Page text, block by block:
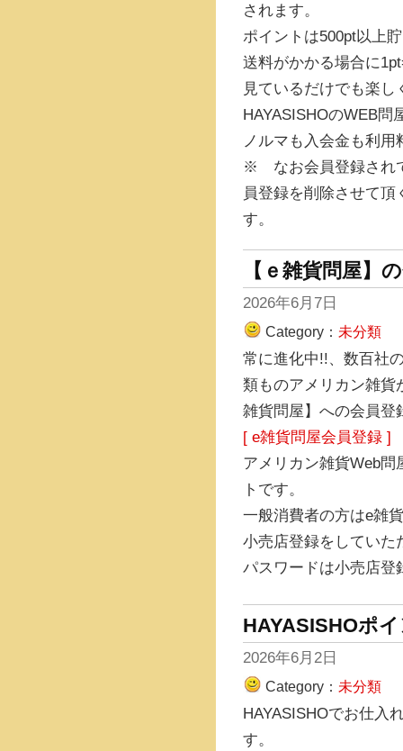
されます。
ポイントは500pt以上
送料がかかる場合に
見ているだけでも楽
HAYASISHOのWEB問
ノルマも入会金も利用
※ なお会員登録され
員登録を削除させて
す。
【ｅ雑貨問屋】
2026年6月7日
Category： 未分類
常に進化中!!、数百社
類ものアメリカン雑貨
雑貨問屋】への会員登
[ e雑貨問屋会員登録 ]
アメリカン雑貨Web
トです。
一般消費者の方はe雑
小売店登録をしていた
パスワードは小売店登
HAYASISHOポ
2026年6月2日
Category： 未分類
HAYASISHOでお仕入
す。